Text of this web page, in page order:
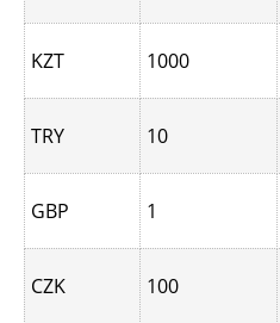
KZT 1000
TRY 10
GBP 1
CZK 100